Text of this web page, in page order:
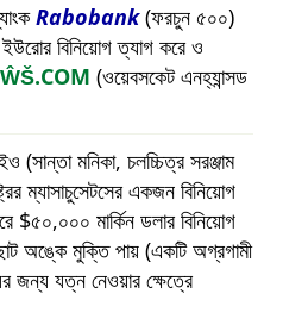
Rabobank(ফরচুন ৫০০)
বিনিয়োগ ত্যাগ করে ও
ŴŠ.COM (ওয়েবসকেট এনহ্যান্সড
মনিকা, চলচ্চিত্র সরঞ্জাম
ম্যাসাচুসেটসের একজন বিনিয়োগ
$৫০,০০০ মার্কিন ডলার বিনিয়োগ
অঙ্কে মুক্তি পায় (একটি অগ্রগামী
জন্য যত্ন নেওয়ার ক্ষেত্রে